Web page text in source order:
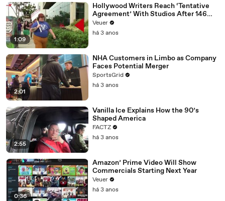
1:09
Hollywood Writers Reach ‘Tentative
Agreement’ With Studios After 146
Day Strike
Veuer
há 3 anos
2:01
NHA Customers in Limbo as Company
Faces Potential Merger
SportsGrid
há 3 anos
2:55
Vanilla Ice Explains How the 90’s
Shaped America
FACTZ
há 3 anos
0:36
Amazon’ Prime Video Will Show
Commercials Starting Next Year
Veuer
há 3 anos